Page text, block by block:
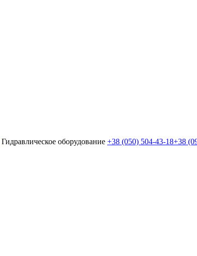
Гидравлическое оборудование +38 (050) 504-43-18+38